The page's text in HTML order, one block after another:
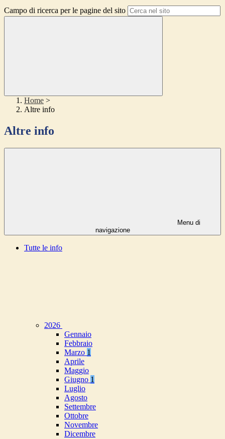
Campo di ricerca per le pagine del sito
Home >
Altre info
Altre info
Menu di
navigazione
Tutte le info
2026
Gennaio
Febbraio
Marzo 1
Aprile
Maggio
Giugno 1
Luglio
Agosto
Settembre
Ottobre
Novembre
Dicembre